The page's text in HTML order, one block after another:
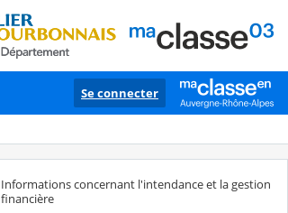
Se connecter
Informations concernant l'intendance et la gestion
financière